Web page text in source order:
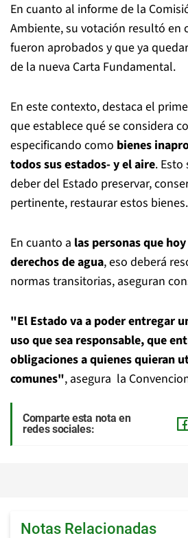
En cuanto al informe de la
Ambiente, su votación resultó en
fueron aprobados y que ya
de la nueva Carta Fundamental.
En este contexto, destaca el
que establece qué se considera
especificando como bienes
todos sus estados- y el aire. Esto
deber del Estado preservar,
pertinente, restaurar estos bienes.
En cuanto a las personas que
derechos de agua, eso deberá
normas transitorias, aseguran
"El Estado va a poder entregar
uso que sea responsable, que
obligaciones a quienes quieran
comunes", asegura la
Comparte esta nota en
redes sociales:
Notas Relacionadas